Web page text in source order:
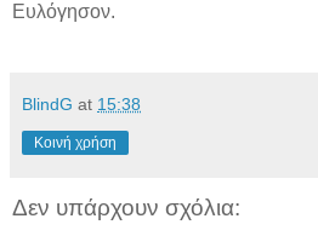
Ευλόγησον.
BlindG at 15:38
Κοινή χρήση
Δεν υπάρχουν σχόλια: